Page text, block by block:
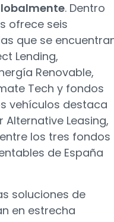
. Dentro
ofrece seis
que se
Lending,
Renovable,
Tech y fondos
vehículos destaca
Leasing,
los tres fondos
de España
soluciones de
en estrecha